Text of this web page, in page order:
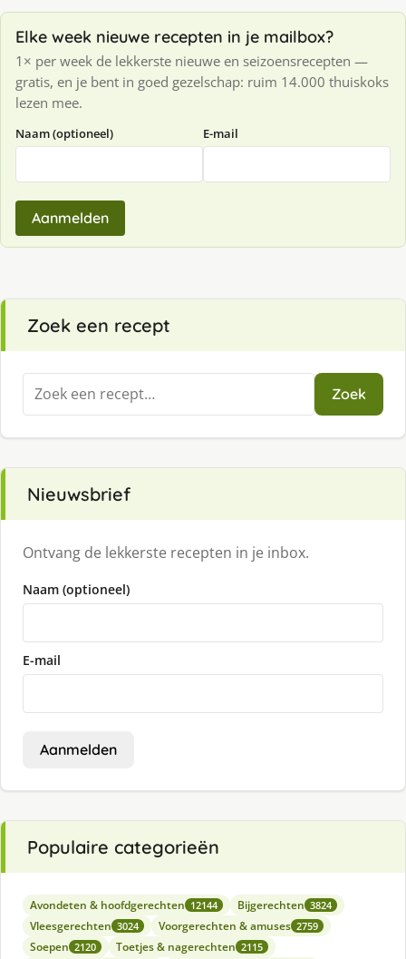
Elke week nieuwe recepten in je mailbox?
1× per week de lekkerste nieuwe en seizoensrecepten —
gratis, en je bent in goed gezelschap: ruim 14.000 thuiskoks
lezen mee.
Naam (optioneel) E-mail
Aanmelden
Zoek een recept
Zoeken
naar:
Zoek
Nieuwsbrief
Ontvang de lekkerste recepten in je inbox.
Naam (optioneel)
E-mail
Aanmelden
Populaire categorieën
Avondeten & hoofdgerechten 12144 Bijgerechten 3824
Vleesgerechten 3024 Voorgerechten & amuses 2759
Soepen 2120 Toetjes & nagerechten 2115